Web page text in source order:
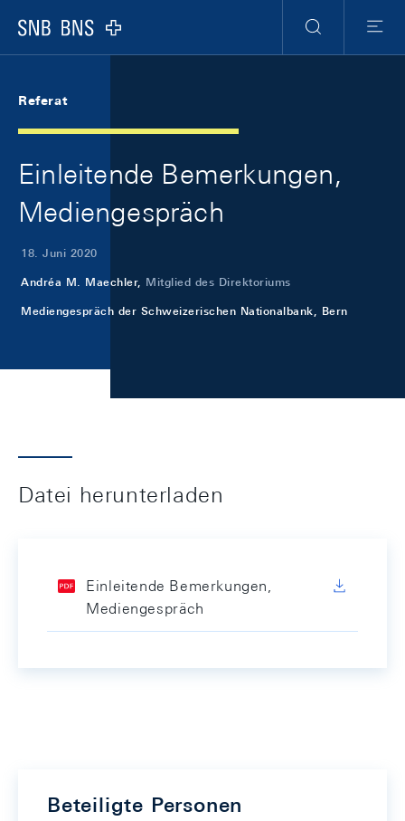
Logo
Suche
Menu
Referat
Einleitende Bemerkungen,
Mediengespräch
18. Juni 2020
Andréa M. Maechler, Mitglied des Direktoriums
Mediengespräch der Schweizerischen Nationalbank, Bern
Datei herunterladen
Einleitende Bemerkungen,
Mediengespräch
Beteiligte Personen